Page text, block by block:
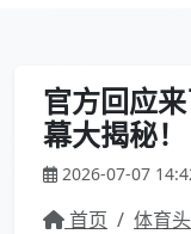
官方回应
幕大揭秘！
2026-07-07
首页 / 体育